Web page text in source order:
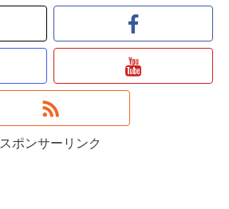
スポンサーリンク